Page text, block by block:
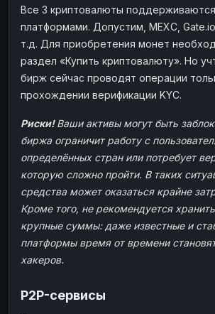
Все 3 криптовалюты
платформами. Допустим, MEXC,
т.д. Для приобретения монет
раздел «Купить криптовалюту». Но
бирж сейчас проводят операции
прохождении верификации KYC.
Риски!Ваши активы могут быть
биржа ограничит работу с
определённых стран или потребует
которую сложно пройти. В таких
средства может оказаться крайне
Кроме того, не рекомендуется
крупные суммы: даже известные и
платформы время от времени
хакеров.
P2P-сервисы